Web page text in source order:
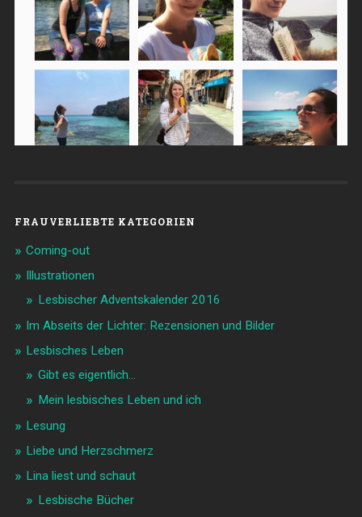
FRAUVERLIEBTE KATEGORIEN
Coming-out
Illustrationen
Lesbischer Adventskalender 2016
Im Abseits der Lichter: Rezensionen und Bilder
Lesbisches Leben
Gibt es eigentlich…
Mein lesbisches Leben und ich
Lesung
Liebe und Herzschmerz
Lina liest und schaut
Lesbische Bücher